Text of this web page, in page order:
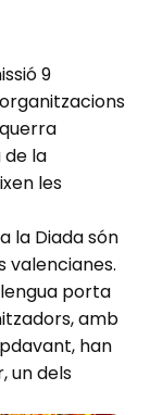
9
de la
les
la Diada són
valencianes.
porta
amb
han
un dels